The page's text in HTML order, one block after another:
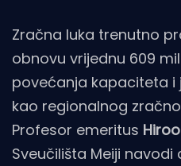
Zračna luka trenutno
obnovu vrijednu 609
povećanja kapaciteta i
kao regionalnog
Profesor emeritus
Sveučilišta Meiji